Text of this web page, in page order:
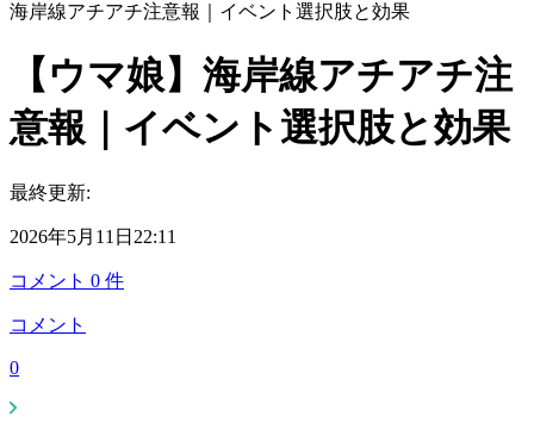
海岸線アチアチ注意報｜イベント選択肢と効果
【ウマ娘】海岸線アチアチ注
意報｜イベント選択肢と効果
最終更新:
2026年5月11日22:11
コメント 0 件
コメント
0